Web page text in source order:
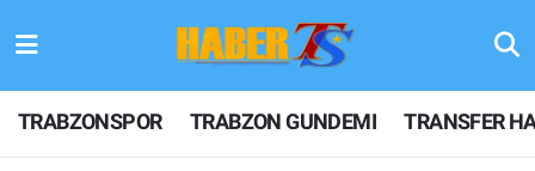
TRABZONSPOR TRABZON GUNDEMI TRANSFER
TRABZONSPOR
TRABZON GUNDEMI
Hava Durumu
Trafik Durumu